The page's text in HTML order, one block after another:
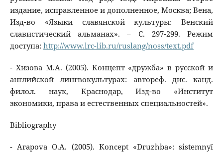
издание, исправленное и дополненное, Москва; Вена,
Изд-во «Языки славянской культуры: Венский
славистический альманах». – С. 297-299. Режим
доступа: http://www.lrc-lib.ru/ruslang/noss/text.pdf
- Хизова М.А. (2005). Концепт «дружба» в русской и
английской лингвокультурах: автореф. дис. канд.
филол. наук, Краснодар, Изд-во «Институт
экономики, права и естественных специальностей».
Bibliography
- Arapova O.A. (2005). Koncept «Druzhba»: sistemnyĭ